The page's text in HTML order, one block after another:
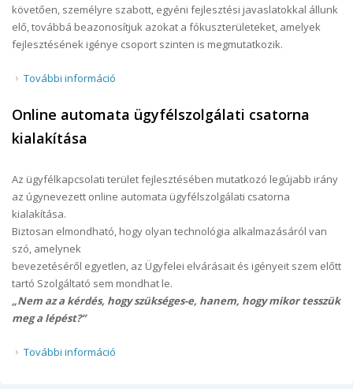
követően, személyre szabott, egyéni fejlesztési javaslatokkal állunk
elő, továbbá beazonosítjuk azokat a fókuszterületeket, amelyek
fejlesztésének igénye csoport szinten is megmutatkozik.
További információ
Online automata ügyfélszolgálati csatorna
kialakítása
Az ügyfélkapcsolati terület fejlesztésében mutatkozó legújabb irány
az úgynevezett online automata ügyfélszolgálati csatorna
kialakítása.
Biztosan elmondható, hogy olyan technológia alkalmazásáról van
szó, amelynek
bevezetéséről egyetlen, az Ügyfelei elvárásait és igényeit szem előtt
tartó Szolgáltató sem mondhat le.
„Nem az a kérdés, hogy szükséges-e, hanem, hogy mikor tesszük
meg a lépést?”
További információ